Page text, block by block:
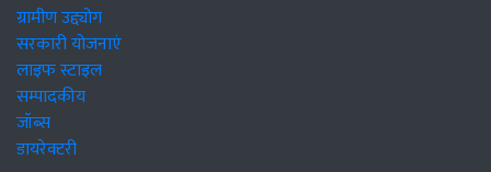
ग्रामीण उद्द्योग
सरकारी योजनाएं
लाइफ स्टाइल
सम्पादकीय
जॉब्स
डायरेक्टरी